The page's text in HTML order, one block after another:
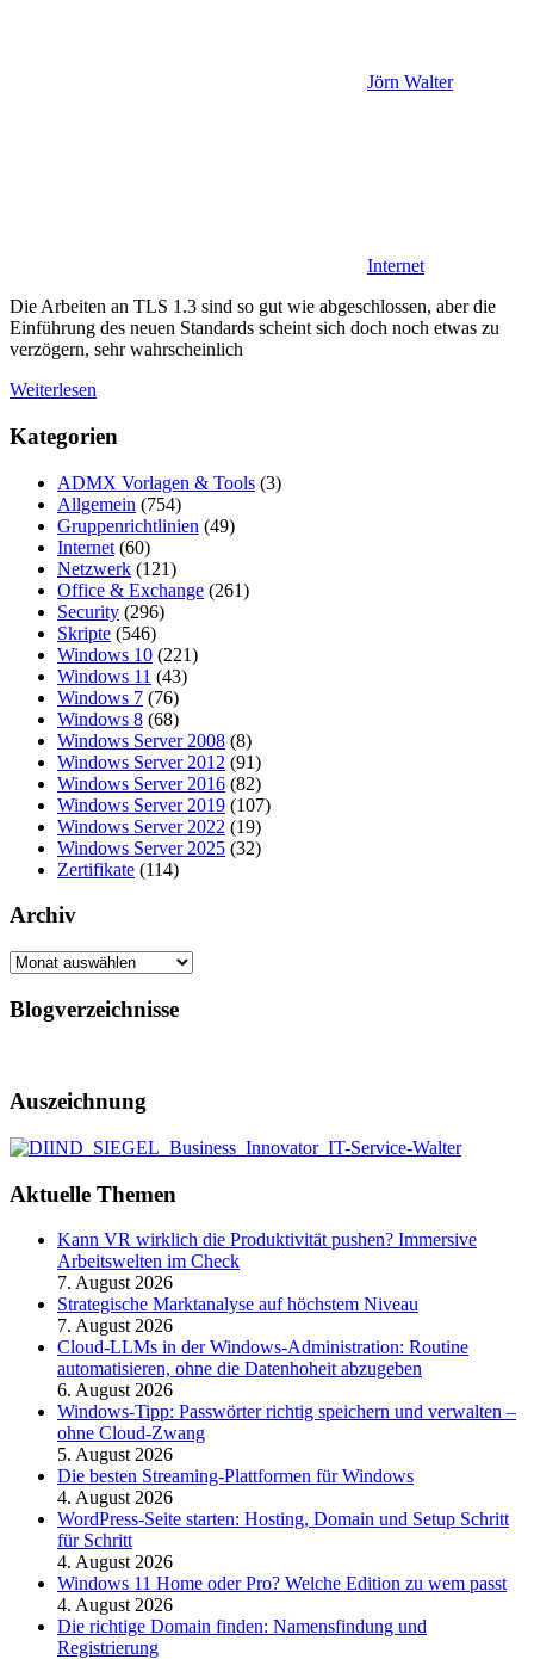
Jörn Walter
Internet
Die Arbeiten an TLS 1.3 sind so gut wie abgeschlossen, aber die
Einführung des neuen Standards scheint sich doch noch etwas zu
verzögern, sehr wahrscheinlich
Weiterlesen
Kategorien
ADMX Vorlagen & Tools (3)
Allgemein (754)
Gruppenrichtlinien (49)
Internet (60)
Netzwerk (121)
Office & Exchange (261)
Security (296)
Skripte (546)
Windows 10 (221)
Windows 11 (43)
Windows 7 (76)
Windows 8 (68)
Windows Server 2008 (8)
Windows Server 2012 (91)
Windows Server 2016 (82)
Windows Server 2019 (107)
Windows Server 2022 (19)
Windows Server 2025 (32)
Zertifikate (114)
Archiv
Archiv
Blogverzeichnisse
Auszeichnung
Aktuelle Themen
Kann VR wirklich die Produktivität pushen? Immersive
Arbeitswelten im Check
7. August 2026
Strategische Marktanalyse auf höchstem Niveau
7. August 2026
Cloud-LLMs in der Windows-Administration: Routine
automatisieren, ohne die Datenhoheit abzugeben
6. August 2026
Windows-Tipp: Passwörter richtig speichern und verwalten –
ohne Cloud-Zwang
5. August 2026
Die besten Streaming-Plattformen für Windows
4. August 2026
WordPress-Seite starten: Hosting, Domain und Setup Schritt
für Schritt
4. August 2026
Windows 11 Home oder Pro? Welche Edition zu wem passt
4. August 2026
Die richtige Domain finden: Namensfindung und
Registrierung